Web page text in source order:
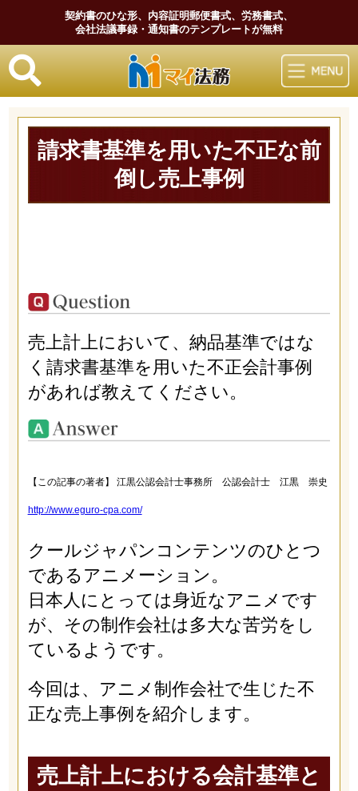
契約書のひな形、内容証明郵便書式、労務書式、
会社法議事録・通知書のテンプレートが無料
マイ法務
請求書基準を用いた不正な前
倒し売上事例
売上計上において、納品基準ではな
く請求書基準を用いた不正会計事例
があれば教えてください。
【この記事の著者】 江黒公認会計士事務所 公認会計士 江黒 崇史
http://www.eguro-cpa.com/
クールジャパンコンテンツのひとつ
であるアニメーション。
日本人にとっては身近なアニメです
が、その制作会社は多大な苦労をし
ているようです。
今回は、アニメ制作会社で生じた不
正な売上事例を紹介します。
売上計上における会計基準と